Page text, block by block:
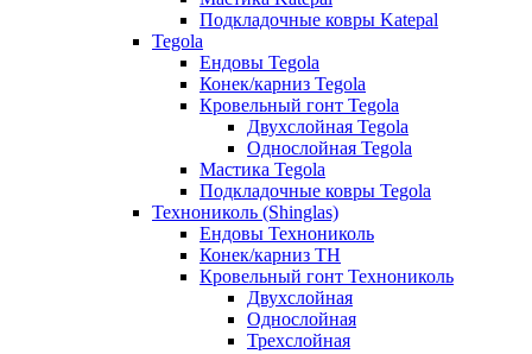
Подкладочные ковры Katepal
Tegola
Ендовы Tegola
Конек/карниз Tegola
Кровельный гонт Tegola
Двухслойная Tegola
Однослойная Tegola
Мастика Tegola
Подкладочные ковры Tegola
Технониколь (Shinglas)
Ендовы Технониколь
Конек/карниз ТН
Кровельный гонт Технониколь
Двухслойная
Однослойная
Трехслойная